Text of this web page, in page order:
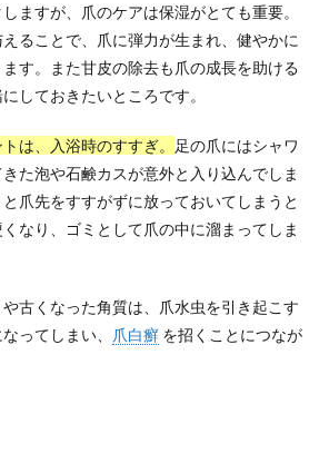
ますが、爪のケアは保湿がとても重要。
ることで、爪に弾力が生まれ、健やかに
す。また甘皮の除去も爪の成長を助ける
しておきたいところです。
は、入浴時のすすぎ。
足の爪にはシャワ
た泡や石鹸カスが意外と入り込んでしま
爪先をすすがずに放っておいてしまうと
なり、ゴミとして爪の中に溜まってしま
古くなった角質は、爪水虫を引き起こす
ってしまい、
爪白癬 を招くことにつなが